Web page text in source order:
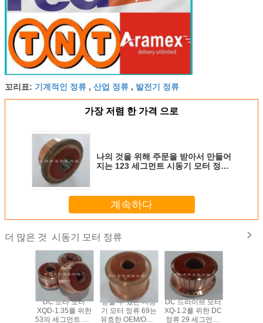
꼬리표: 기계적인 정류 , 산업 정류 , 발전기 정류
가장 저렴 한 가격 으로
나의 것을 위해 주문을 받아서 만들어
지는 123 세그먼트 시동기 모터 정류
계속하다
더 많은 것 시동기 모터 정류
DC 조타 모터
XQD-1.35를 위한
53의 세그먼트 DC
믿을 수 있는 시동
기 모터 정류 69는
유효한 OEM/ODM
DC 드라이브 모터
XQ-1.2를 위한 DC
정류 29 세그먼트/